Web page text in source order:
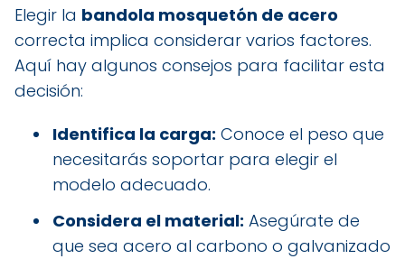
Elegir la bandola mosquetón de acero
correcta implica considerar varios factores.
Aquí hay algunos consejos para facilitar esta
decisión:
Identifica la carga: Conoce el peso que
necesitarás soportar para elegir el
modelo adecuado.
Considera el material: Asegúrate de
que sea acero al carbono o galvanizado